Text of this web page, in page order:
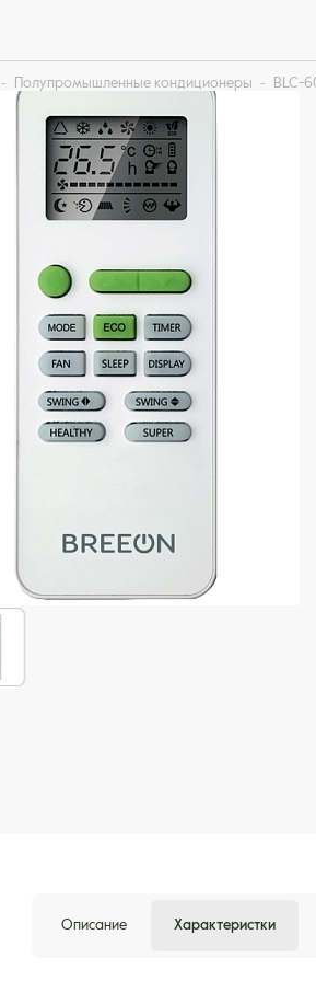
Полупромышленные кондиционеры BLC-
Описание Характеристки